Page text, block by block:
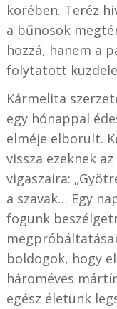
körében. Teréz
a bűnösök
hozzá, hanem a
folytatott
Kármelita
egy hónappal
elméje elborult.
vissza ezeknek
vigaszaira:
a szavak… Egy
fogunk
boldogok, hogy
hároméves
egész életünk